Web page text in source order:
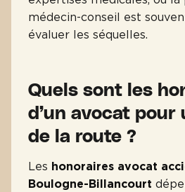
médecin-conseil est
évaluer les séquelles.
Quels sont les
d’un avocat
de la route ?
Les honoraires avocat
Boulogne-Billancourt